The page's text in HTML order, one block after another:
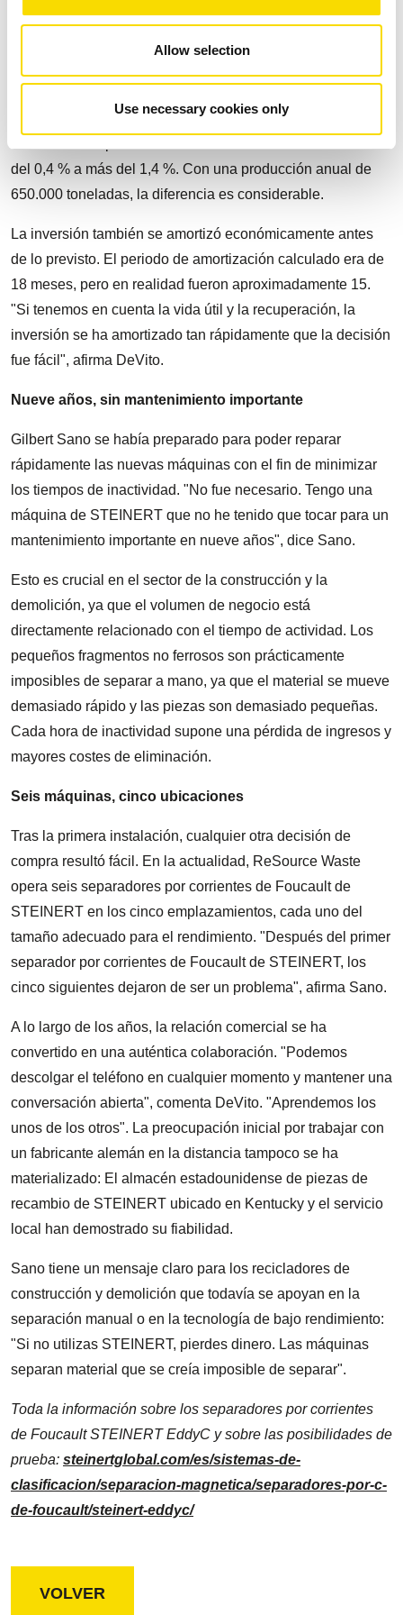
Allow selection
Use necessary cookies only
pudo medir de inmediato. "Cuando integramos la máquina
en nuestras operaciones, el efecto sobre la recuperación
Services. En todas las plantas, la recuperación de metales
del 0,4 % a más del 1,4 %. Con una producción anual de
650.000 toneladas, la diferencia es considerable.
La inversión también se amortizó económicamente antes
de lo previsto. El periodo de amortización calculado era de
18 meses, pero en realidad fueron aproximadamente 15.
"Si tenemos en cuenta la vida útil y la recuperación, la
inversión se ha amortizado tan rápidamente que la decisión
fue fácil", afirma DeVito.
Nueve años, sin mantenimiento importante
Gilbert Sano se había preparado para poder reparar
rápidamente las nuevas máquinas con el fin de minimizar
los tiempos de inactividad. "No fue necesario. Tengo una
máquina de STEINERT que no he tenido que tocar para un
mantenimiento importante en nueve años", dice Sano.
Esto es crucial en el sector de la construcción y la
demolición, ya que el volumen de negocio está
directamente relacionado con el tiempo de actividad. Los
pequeños fragmentos no ferrosos son prácticamente
imposibles de separar a mano, ya que el material se mueve
demasiado rápido y las piezas son demasiado pequeñas.
Cada hora de inactividad supone una pérdida de ingresos y
mayores costes de eliminación.
Seis máquinas, cinco ubicaciones
Tras la primera instalación, cualquier otra decisión de
compra resultó fácil. En la actualidad, ReSource Waste
opera seis separadores por corrientes de Foucault de
STEINERT en los cinco emplazamientos, cada uno del
tamaño adecuado para el rendimiento. "Después del primer
separador por corrientes de Foucault de STEINERT, los
cinco siguientes dejaron de ser un problema", afirma Sano.
A lo largo de los años, la relación comercial se ha
convertido en una auténtica colaboración. "Podemos
descolgar el teléfono en cualquier momento y mantener una
conversación abierta", comenta DeVito. "Aprendemos los
unos de los otros". La preocupación inicial por trabajar con
un fabricante alemán en la distancia tampoco se ha
materializado: El almacén estadounidense de piezas de
recambio de STEINERT ubicado en Kentucky y el servicio
local han demostrado su fiabilidad.
Sano tiene un mensaje claro para los recicladores de
construcción y demolición que todavía se apoyan en la
separación manual o en la tecnología de bajo rendimiento:
"Si no utilizas STEINERT, pierdes dinero. Las máquinas
separan material que se creía imposible de separar".
Toda la información sobre los separadores por corrientes
de Foucault STEINERT EddyC y sobre las posibilidades de
prueba: steinertglobal.com/es/sistemas-de-
clasificacion/separacion-magnetica/separadores-por-c-
de-foucault/steinert-eddyc/
VOLVER